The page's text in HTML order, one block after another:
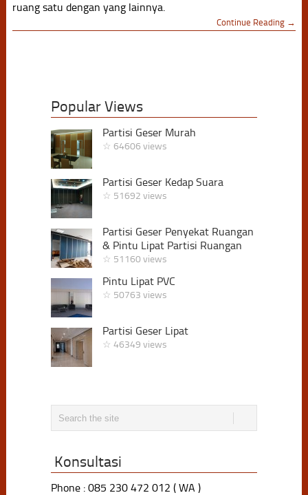
ruang satu dengan yang lainnya.
Continue Reading →
Popular Views
Partisi Geser Murah
☆ 64606 views
Partisi Geser Kedap Suara
☆ 51692 views
Partisi Geser Penyekat Ruangan
& Pintu Lipat Partisi Ruangan
☆ 51160 views
Pintu Lipat PVC
☆ 50763 views
Partisi Geser Lipat
☆ 46349 views
Konsultasi
Phone : 085 230 472 012 ( WA )